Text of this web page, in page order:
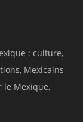
: culture,
Mexicains
le Mexique,